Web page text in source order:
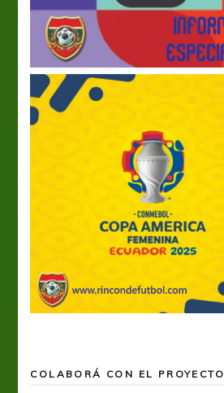
COLABORÁ CON EL PROYECTO